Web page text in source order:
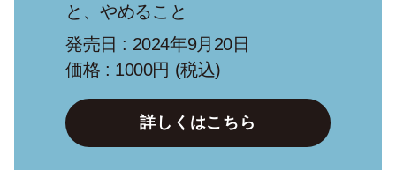
と、やめること
発売日 : 2024年9月20日
価格 : 1000円 (税込)
詳しくはこちら